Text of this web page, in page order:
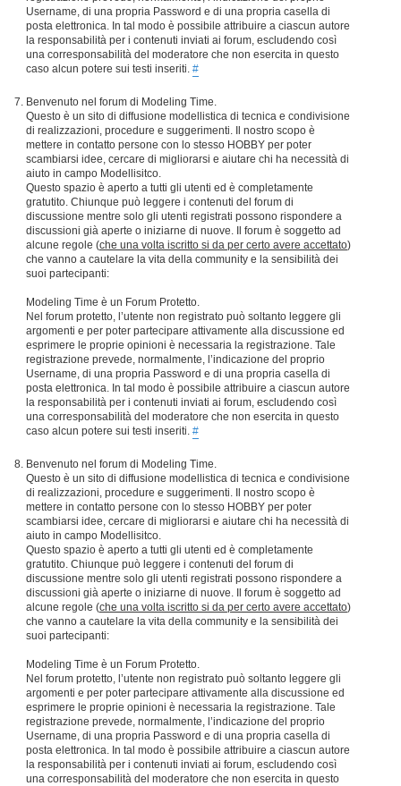
Username, di una propria Password e di una propria casella di
posta elettronica. In tal modo è possibile attribuire a ciascun autore
la responsabilità per i contenuti inviati ai forum, escludendo così
una corresponsabilità del moderatore che non esercita in questo
caso alcun potere sui testi inseriti. #
Benvenuto nel forum di Modeling Time.
Questo è un sito di diffusione modellistica di tecnica e condivisione
di realizzazioni, procedure e suggerimenti. Il nostro scopo è
mettere in contatto persone con lo stesso HOBBY per poter
scambiarsi idee, cercare di migliorarsi e aiutare chi ha necessità di
aiuto in campo Modellisitco.
Questo spazio è aperto a tutti gli utenti ed è completamente
gratutito. Chiunque può leggere i contenuti del forum di
discussione mentre solo gli utenti registrati possono rispondere a
discussioni già aperte o iniziarne di nuove. Il forum è soggetto ad
alcune regole (che una volta iscritto si da per certo avere accettato)
che vanno a cautelare la vita della community e la sensibilità dei
suoi partecipanti:
Modeling Time è un Forum Protetto.
Nel forum protetto, l’utente non registrato può soltanto leggere gli
argomenti e per poter partecipare attivamente alla discussione ed
esprimere le proprie opinioni è necessaria la registrazione. Tale
registrazione prevede, normalmente, l’indicazione del proprio
Username, di una propria Password e di una propria casella di
posta elettronica. In tal modo è possibile attribuire a ciascun autore
la responsabilità per i contenuti inviati ai forum, escludendo così
una corresponsabilità del moderatore che non esercita in questo
caso alcun potere sui testi inseriti. #
Benvenuto nel forum di Modeling Time.
Questo è un sito di diffusione modellistica di tecnica e condivisione
di realizzazioni, procedure e suggerimenti. Il nostro scopo è
mettere in contatto persone con lo stesso HOBBY per poter
scambiarsi idee, cercare di migliorarsi e aiutare chi ha necessità di
aiuto in campo Modellisitco.
Questo spazio è aperto a tutti gli utenti ed è completamente
gratutito. Chiunque può leggere i contenuti del forum di
discussione mentre solo gli utenti registrati possono rispondere a
discussioni già aperte o iniziarne di nuove. Il forum è soggetto ad
alcune regole (che una volta iscritto si da per certo avere accettato)
che vanno a cautelare la vita della community e la sensibilità dei
suoi partecipanti:
Modeling Time è un Forum Protetto.
Nel forum protetto, l’utente non registrato può soltanto leggere gli
argomenti e per poter partecipare attivamente alla discussione ed
esprimere le proprie opinioni è necessaria la registrazione. Tale
registrazione prevede, normalmente, l’indicazione del proprio
Username, di una propria Password e di una propria casella di
posta elettronica. In tal modo è possibile attribuire a ciascun autore
la responsabilità per i contenuti inviati ai forum, escludendo così
una corresponsabilità del moderatore che non esercita in questo